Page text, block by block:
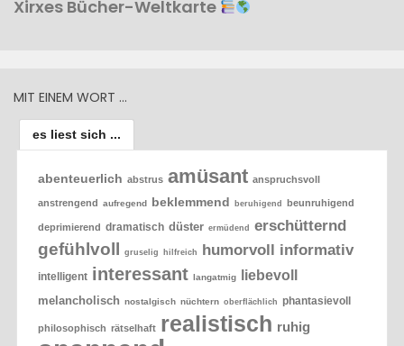
Xirxes Bücher-Weltkarte
MIT EINEM WORT …
es liest sich ...
abenteuerlich abstrus amüsant anspruchsvoll
anstrengend aufregend beklemmend beruhigend beunruhigend
deprimierend dramatisch düster ermüdend erschütternd
gefühlvoll gruselig hilfreich humorvoll informativ
intelligent interessant langatmig liebevoll
melancholisch nostalgisch nüchtern oberflächlich phantasievoll
philosophisch rätselhaft realistisch ruhig